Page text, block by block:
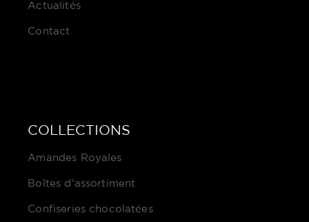
Actualités
Contact
COLLECTIONS
Amandes Royales
Boîtes d’assortiment
Confiseries chocolatées